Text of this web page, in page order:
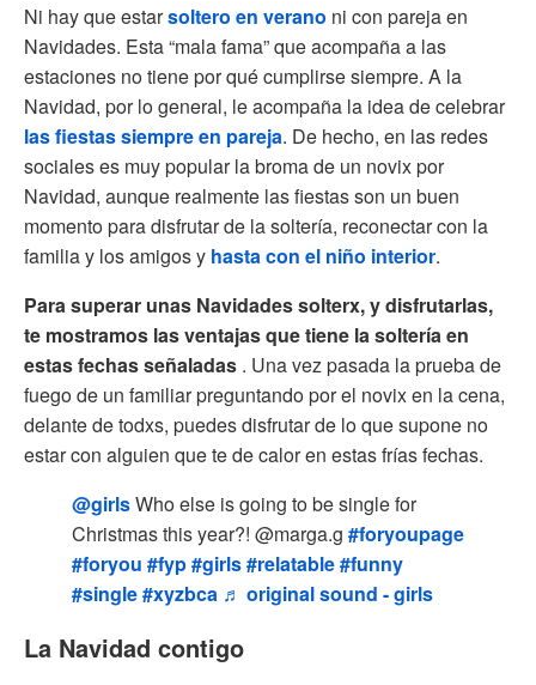
Ni hay que estarsoltero en verano ni con pareja en
Navidades. Esta “mala fama” que acompaña a las
estaciones no tiene por qué cumplirse siempre. A la
Navidad, por lo general, le acompaña la idea de celebrar
las fiestas siempre en pareja. De hecho, en las redes
sociales es muy popular la broma de un novix por
Navidad, aunque realmente las fiestas son un buen
momento para disfrutar de la soltería, reconectar con la
familia y los amigos y hasta con el niño interior.
Para superar unas Navidades solterx, y disfrutarlas,
te mostramos las ventajas que tiene la soltería en
estas fechas señaladas . Una vez pasada la prueba de
fuego de un familiar preguntando por el novix en la cena,
delante de todxs, puedes disfrutar de lo que supone no
estar con alguien que te de calor en estas frías fechas.
@girlsWho else is going to be single for
Christmas this year?! @marga.g #foryoupage
#foryou #fyp#girls#relatable#funny
#single#xyzbca ♬ original sound - girls
La Navidad contigo